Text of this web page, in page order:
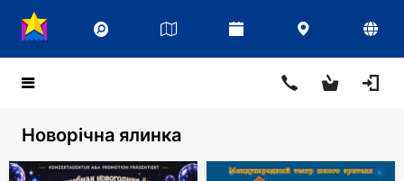
Новорічна ялинка